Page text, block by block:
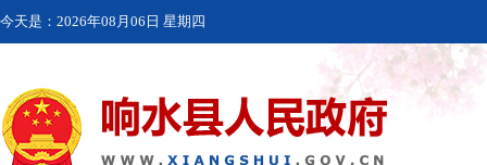
今天是： 2026年08月06日 星期四